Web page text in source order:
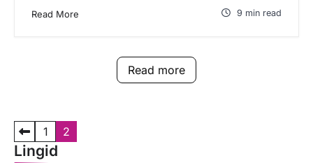
Read More 9 min read
Read more
P
o
1 2
Lingid